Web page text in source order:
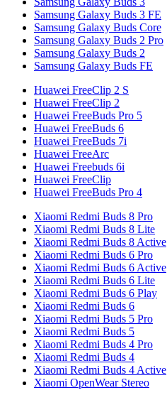
Samsung Galaxy Buds 3 FE
Samsung Galaxy Buds Core
Samsung Galaxy Buds 2 Pro
Samsung Galaxy Buds 2
Samsung Galaxy Buds FE
Huawei FreeClip 2 S
Huawei FreeClip 2
Huawei FreeBuds Pro 5
Huawei FreeBuds 6
Huawei FreeBuds 7i
Huawei FreeArc
Huawei Freebuds 6i
Huawei FreeClip
Huawei FreeBuds Pro 4
Xiaomi Redmi Buds 8 Pro
Xiaomi Redmi Buds 8 Lite
Xiaomi Redmi Buds 8 Active
Xiaomi Redmi Buds 6 Pro
Xiaomi Redmi Buds 6 Active
Xiaomi Redmi Buds 6 Lite
Xiaomi Redmi Buds 6 Play
Xiaomi Redmi Buds 6
Xiaomi Redmi Buds 5 Pro
Xiaomi Redmi Buds 5
Xiaomi Redmi Buds 4 Pro
Xiaomi Redmi Buds 4
Xiaomi Redmi Buds 4 Active
Xiaomi OpenWear Stereo